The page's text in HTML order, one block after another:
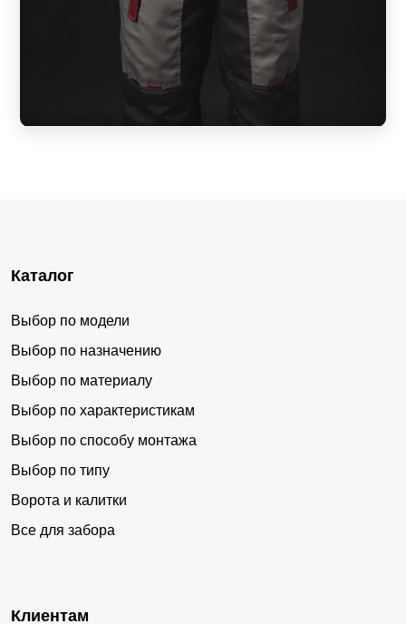
Каталог
Выбор по модели
Выбор по назначению
Выбор по материалу
Выбор по характеристикам
Выбор по способу монтажа
Выбор по типу
Ворота и калитки
Все для забора
Клиентам